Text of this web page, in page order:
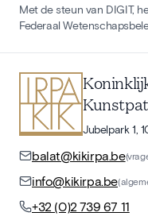
Met de steun van DIGIT,
Federaal
Jubelpark 1,
balat@kikirpa.be
info@kikirpa.be
+32 (0)2 739 67 11